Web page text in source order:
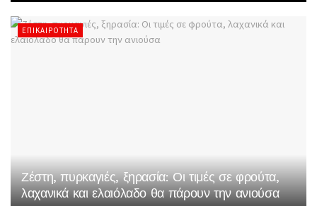
ΕΠΙΚΑΙΡΌΤΗΤΑ
Ζέστη, πυρκαγιές, ξηρασία: Οι τιμές σε φρούτα,
λαχανικά και ελαιόλαδο θα πάρουν την ανιούσα